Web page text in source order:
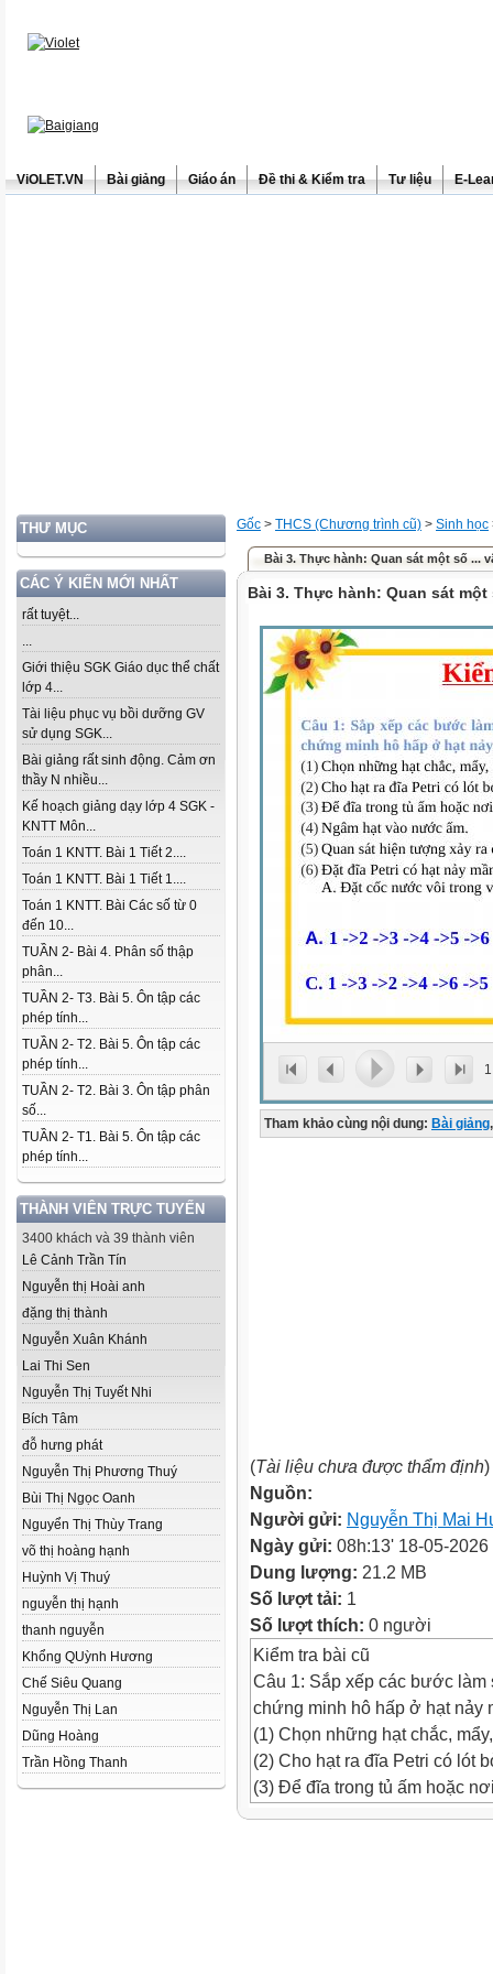
ViOLET.VN Bài giảng Giáo án Đề thi & Kiểm tra Tư liệu E-
THƯ MỤC
CÁC Ý KIẾN MỚI NHẤT
rất tuyệt...
...
Giới thiệu SGK Giáo dục thể chất
lớp 4...
Tài liệu phục vụ bồi dưỡng GV
sử dụng SGK...
Bài giảng rất sinh động. Cảm ơn
thầy N nhiều...
Kế hoạch giảng dạy lớp 4 SGK -
KNTT Môn...
Toán 1 KNTT. Bài 1 Tiết 2....
Toán 1 KNTT. Bài 1 Tiết 1....
Toán 1 KNTT. Bài Các số từ 0
đến 10...
TUẦN 2- Bài 4. Phân số thập
phân...
TUẦN 2- T3. Bài 5. Ôn tập các
phép tính...
TUẦN 2- T2. Bài 5. Ôn tập các
phép tính...
TUẦN 2- T2. Bài 3. Ôn tập phân
số...
TUẦN 2- T1. Bài 5. Ôn tập các
phép tính...
THÀNH VIÊN TRỰC TUYẾN
3400 khách và 39 thành viên
Lê Cảnh Trần Tín
Nguyễn thị Hoài anh
đặng thị thành
Nguyễn Xuân Khánh
Lai Thi Sen
Nguyễn Thị Tuyết Nhi
Bích Tâm
đỗ hưng phát
Nguyễn Thị Phương Thuý
Bùi Thị Ngọc Oanh
Nguyển Thị Thùy Trang
võ thị hoàng hạnh
Huỳnh Vị Thuý
nguyễn thị hạnh
thanh nguyễn
Khổng QUỳnh Hương
Chế Siêu Quang
Nguyễn Thị Lan
Dũng Hoàng
Trần Hồng Thanh
Gốc > THCS (Chương trình cũ) > Sinh học
Bài 3. Thực hành: Quan sát một số ...
Bài 3. Thực hành: Quan sát
1
Tham khảo cùng nội dung: Bài giảng,
(Tài liệu chưa được thẩm định)
Nguồn:
Người gửi: Nguyễn Thị Mai
Ngày gửi: 08h:13' 18-05-2026
Dung lượng: 21.2 MB
Số lượt tải: 1
Số lượt thích: 0 người
Kiểm tra bài cũ
Câu 1: Sắp xếp các bước làm
chứng minh hô hấp ở hạt nảy
(1) Chọn những hạt chắc,
(2) Cho hạt ra đĩa Petri có lót
(3) Để đĩa trong tủ ấm hoặc